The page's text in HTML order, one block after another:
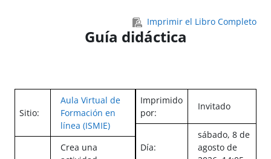
Imprimir el Libro Completo
Guía didáctica
Sitio:
Aula Virtual de
Formación en
línea (ISMIE)
Crea una
Imprimido
por:
Invitado
Día:
sábado, 8 de
agosto de